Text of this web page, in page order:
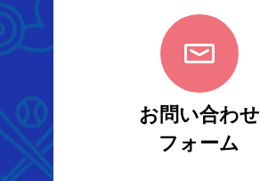
お問い合わせ
フォーム